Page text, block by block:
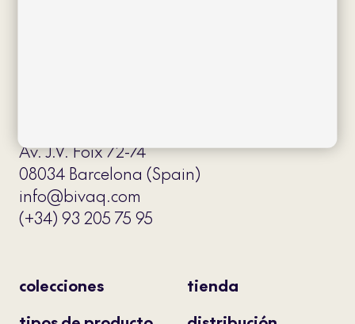
Av. J.V. Foix 72-74
08034 Barcelona (Spain)
info@bivaq.com
(+34) 93 205 75 95
colecciones
tienda